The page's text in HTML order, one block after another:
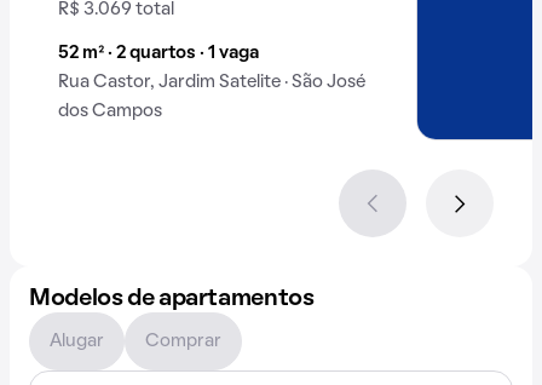
R$ 3.069 total
52 m² · 2 quartos · 1 vaga
Rua Castor, Jardim Satelite · São José
dos Campos
Modelos de apartamentos
Alugar Comprar